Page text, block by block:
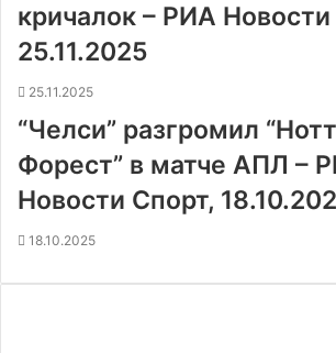
кричалок – РИА Новости
25.11.2025
25.11.2025
“Челси” разгромил
Форест” в матче АПЛ –
Новости Спорт,
18.10.2025